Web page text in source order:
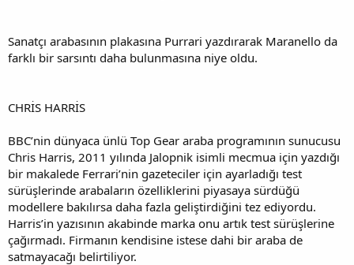
Sanatçı arabasının plakasına Purrari yazdırarak Maranello da
farklı bir sarsıntı daha bulunmasına niye oldu.
CHRİS HARRİS
BBC’nin dünyaca ünlü Top Gear araba programının sunucusu
Chris Harris, 2011 yılında Jalopnik isimli mecmua için yazdığı
bir makalede Ferrari’nin gazeteciler için ayarladığı test
sürüşlerinde arabaların özelliklerini piyasaya sürdüğü
modellere bakılırsa daha fazla geliştirdiğini tez ediyordu.
Harris’in yazısının akabinde marka onu artık test sürüşlerine
çağırmadı. Firmanın kendisine istese dahi bir araba de
satmayacağı belirtiliyor.